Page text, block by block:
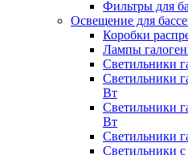
Фильтры для
Освещение для
Коробки
Лампы
Светильники
Светильники
Вт
Светильники
Вт
Светильники
Светильники